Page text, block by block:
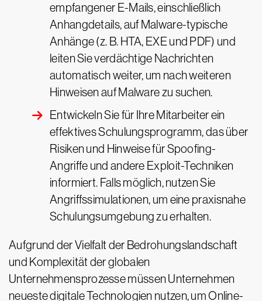
empfangener E-Mails, einschließlich
Anhangdetails, auf Malware-typische
Anhänge (z. B. HTA, EXE und PDF) und
leiten Sie verdächtige Nachrichten
automatisch weiter, um nach weiteren
Hinweisen auf Malware zu suchen.
Entwickeln Sie für Ihre Mitarbeiter ein
effektives Schulungsprogramm, das über
Risiken und Hinweise für Spoofing-
Angriffe und andere Exploit-Techniken
informiert. Falls möglich, nutzen Sie
Angriffssimulationen, um eine praxisnahe
Schulungsumgebung zu erhalten.
Aufgrund der Vielfalt der Bedrohungslandschaft
und Komplexität der globalen
Unternehmensprozesse müssen Unternehmen
neueste digitale Technologien nutzen, um Online-